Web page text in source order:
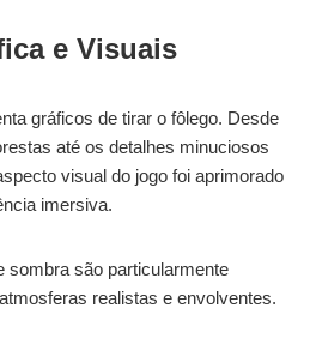
e Visuais
gráficos de tirar o fôlego. Desde
até os detalhes minuciosos
visual do jogo foi aprimorado
imersiva.
sombra são particularmente
realistas e envolventes.